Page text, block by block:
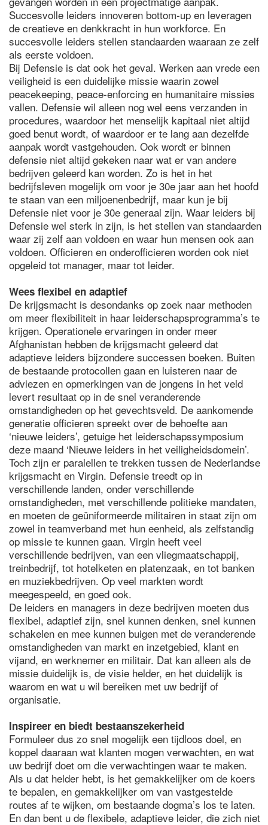
Succesvolle leiders innoveren bottom-up en leveragen
de creatieve en denkkracht in hun workforce. En
succesvolle leiders stellen standaarden waaraan ze zelf
als eerste voldoen.
Bij Defensie is dat ook het geval. Werken aan vrede een
veiligheid is een duidelijke missie waarin zowel
peacekeeping, peace-enforcing en humanitaire missies
vallen. Defensie wil alleen nog wel eens verzanden in
procedures, waardoor het menselijk kapitaal niet altijd
goed benut wordt, of waardoor er te lang aan dezelfde
aanpak wordt vastgehouden. Ook wordt er binnen
defensie niet altijd gekeken naar wat er van andere
bedrijven geleerd kan worden. Zo is het in het
bedrijfsleven mogelijk om voor je 30e jaar aan het hoofd
te staan van een miljoenenbedrijf, maar kun je bij
Defensie niet voor je 30e generaal zijn. Waar leiders bij
Defensie wel sterk in zijn, is het stellen van standaarden
waar zij zelf aan voldoen en waar hun mensen ook aan
voldoen. Officieren en onderofficieren worden ook niet
opgeleid tot manager, maar tot leider.
Wees flexibel en adaptief
De krijgsmacht is desondanks op zoek naar methoden
om meer flexibiliteit in haar leiderschapsprogramma’s te
krijgen. Operationele ervaringen in onder meer
Afghanistan hebben de krijgsmacht geleerd dat
adaptieve leiders bijzondere successen boeken. Buiten
de bestaande protocollen gaan en luisteren naar de
adviezen en opmerkingen van de jongens in het veld
levert resultaat op in de snel veranderende
omstandigheden op het gevechtsveld. De aankomende
generatie officieren spreekt over de behoefte aan
‘nieuwe leiders’, getuige het leiderschapssymposium
deze maand ‘Nieuwe leiders in het veiligheidsdomein’.
Toch zijn er paralellen te trekken tussen de Nederlandse
krijgsmacht en Virgin. Defensie treedt op in
verschillende landen, onder verschillende
omstandigheden, met verschillende politieke mandaten,
en moeten de geüniformeerde militairen in staat zijn om
zowel in teamverband met hun eenheid, als zelfstandig
op missie te kunnen gaan. Virgin heeft veel
verschillende bedrijven, van een vliegmaatschappij,
treinbedrijf, tot hotelketen en platenzaak, en tot banken
en muziekbedrijven. Op veel markten wordt
meegespeeld, en goed ook.
De leiders en managers in deze bedrijven moeten dus
flexibel, adaptief zijn, snel kunnen denken, snel kunnen
schakelen en mee kunnen buigen met de veranderende
omstandigheden van markt en inzetgebied, klant en
vijand, en werknemer en militair. Dat kan alleen als de
missie duidelijk is, de visie helder, en het duidelijk is
waarom en wat u wil bereiken met uw bedrijf of
organisatie.
Inspireer en biedt bestaanszekerheid
Formuleer dus zo snel mogelijk een tijdloos doel, en
koppel daaraan wat klanten mogen verwachten, en wat
uw bedrijf doet om die verwachtingen waar te maken.
Als u dat helder hebt, is het gemakkelijker om de koers
te bepalen, en gemakkelijker om van vastgestelde
routes af te wijken, om bestaande dogma’s los te laten.
En dan bent u de flexibele, adaptieve leider, die zich niet